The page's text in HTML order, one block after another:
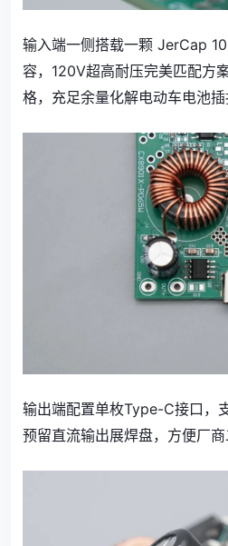
输入端一侧搭载一颗 JerCap
容，120V超高耐压完美匹配方
格，充足余量化解电动车电池插
输出端配置单枚Type-C接口，
预留直流输出展焊盘，方便厂商